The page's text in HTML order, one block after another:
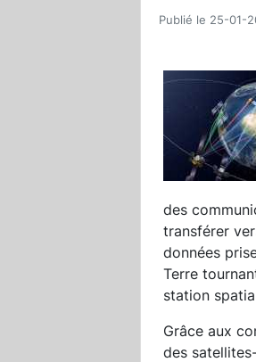
Publié le 25-01-
des
transférer
données
Terre
station
Grâce aux
des